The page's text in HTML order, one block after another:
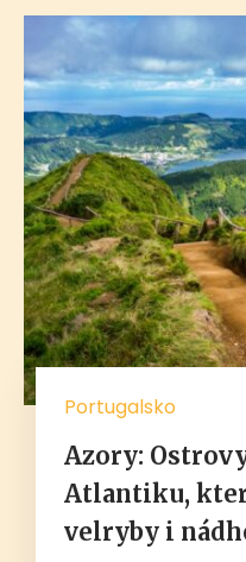
Portugalsko
Azory:
Atlantiku,
velryby i